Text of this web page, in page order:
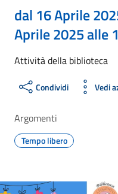
dal 16 Aprile
Aprile 2025 alle
Attività della biblioteca
Condividi Vedi
Argomenti
Tempo libero